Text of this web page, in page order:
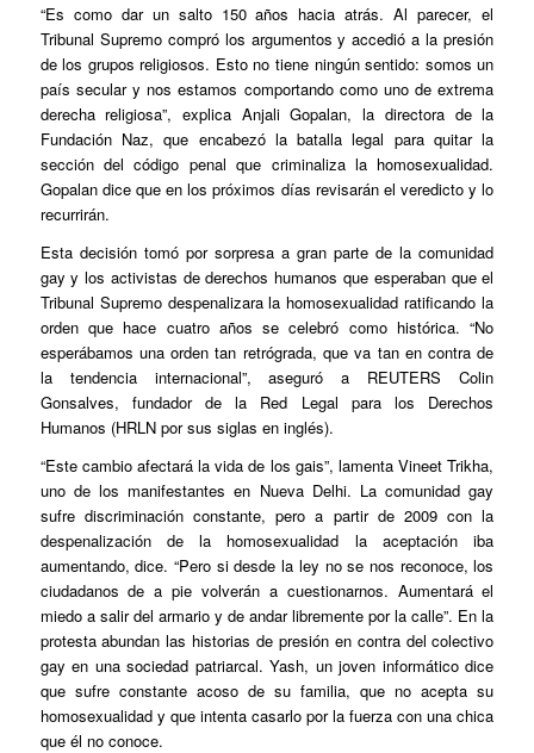
“Es como dar un salto 150 años hacia atrás. Al parecer, el
Tribunal Supremo compró los argumentos y accedió a la presión
de los grupos religiosos. Esto no tiene ningún sentido: somos un
país secular y nos estamos comportando como uno de extrema
derecha religiosa”, explica Anjali Gopalan, la directora de la
Fundación Naz, que encabezó la batalla legal para quitar la
sección del código penal que criminaliza la homosexualidad.
Gopalan dice que en los próximos días revisarán el veredicto y lo
recurrirán.
Esta decisión tomó por sorpresa a gran parte de la comunidad
gay y los activistas de derechos humanos que esperaban que el
Tribunal Supremo despenalizara la homosexualidad ratificando la
orden que hace cuatro años se celebró como histórica. “No
esperábamos una orden tan retrógrada, que va tan en contra de
la tendencia internacional”, aseguró a REUTERS Colin
Gonsalves, fundador de la Red Legal para los Derechos
Humanos (HRLN por sus siglas en inglés).
“Este cambio afectará la vida de los gais”, lamenta Vineet Trikha,
uno de los manifestantes en Nueva Delhi. La comunidad gay
sufre discriminación constante, pero a partir de 2009 con la
despenalización de la homosexualidad la aceptación iba
aumentando, dice. “Pero si desde la ley no se nos reconoce, los
ciudadanos de a pie volverán a cuestionarnos. Aumentará el
miedo a salir del armario y de andar libremente por la calle”. En la
protesta abundan las historias de presión en contra del colectivo
gay en una sociedad patriarcal. Yash, un joven informático dice
que sufre constante acoso de su familia, que no acepta su
homosexualidad y que intenta casarlo por la fuerza con una chica
que él no conoce.